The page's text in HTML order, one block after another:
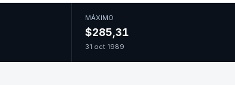
MÁXIMO
$285,31
31 oct 1989